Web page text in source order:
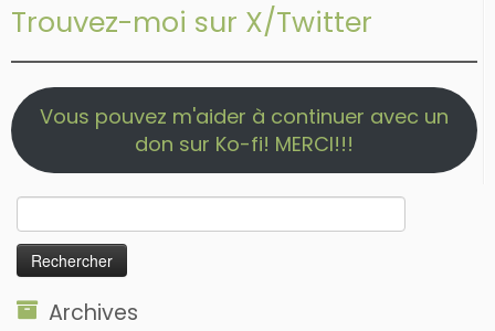
Trouvez-moi sur X/Twitter
Vous pouvez m'aider à continuer avec un
don sur Ko-fi! MERCI!!!
Rechercher :
Archives